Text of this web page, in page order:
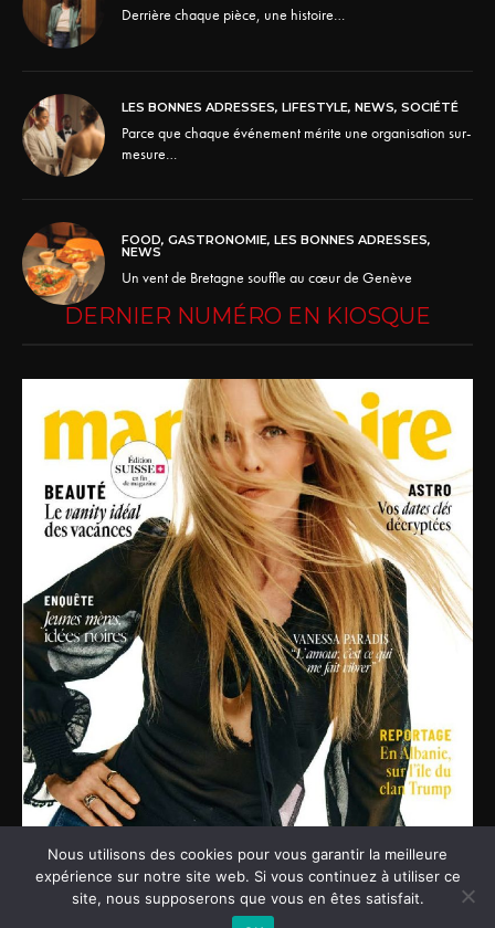
Derrière chaque pièce, une histoire…
LES BONNES ADRESSES, LIFESTYLE, NEWS, SOCIÉTÉ
Parce que chaque événement mérite une organisation sur-
mesure…
FOOD, GASTRONOMIE, LES BONNES ADRESSES,
NEWS
Un vent de Bretagne souffle au cœur de Genève
DERNIER NUMÉRO EN KIOSQUE
Notre site utilise des cookies. Pour en savoir plus, rendez-vous
page des mentions légales.
Nous utilisons des cookies pour vous garantir la meilleure
expérience sur notre site web. Si vous continuez à utiliser ce
site, nous supposerons que vous en êtes satisfait.